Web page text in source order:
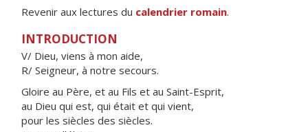
Revenir aux lectures du calendrier romain.
INTRODUCTION
V/ Dieu, viens à mon aide,
R/ Seigneur, à notre secours.
Gloire au Père, et au Fils et au Saint-Esprit,
au Dieu qui est, qui était et qui vient,
pour les siècles des siècles.